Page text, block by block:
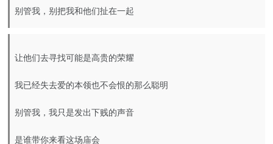
别管我，别把我和他们扯在一起
让他们去寻找可能是高贵的荣耀
我已经失去爱的本领也不会恨的那么聪明
别管我，我只是发出下贱的声音
是谁带你来看这场庙会